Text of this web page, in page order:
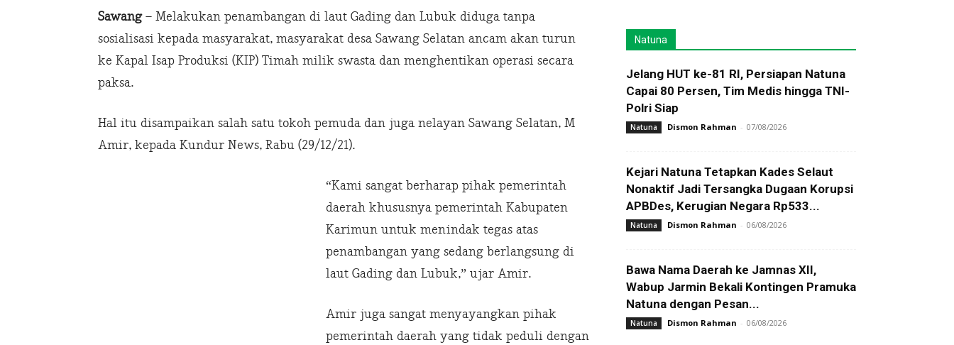
Sawang– Melakukan penambangan di laut Gading dan Lubuk diduga tanpa
sosialisasi kepada masyarakat, masyarakat desa Sawang Selatan ancam akan turun
ke Kapal Isap Produksi (KIP) Timah milik swasta dan menghentikan operasi secara
paksa.
Hal itu disampaikan salah satu tokoh pemuda dan juga nelayan Sawang Selatan, M
Amir, kepada Kundur News, Rabu (29/12/21).
“Kami sangat berharap pihak pemerintah
daerah khususnya pemerintah Kabupaten
Karimun untuk menindak tegas atas
penambangan yang sedang berlangsung di
laut Gading dan Lubuk,” ujar Amir.
Amir juga sangat menyayangkan pihak
pemerintah daerah yang tidak peduli dengan
Natuna
Jelang HUT ke-81 RI, Persiapan Natuna
Capai 80 Persen, Tim Medis hingga TNI-
Polri Siap
Natuna Dismon Rahman - 07/08/2026
Kejari Natuna Tetapkan Kades Selaut
Nonaktif Jadi Tersangka Dugaan Korupsi
APBDes, Kerugian Negara Rp533...
Natuna Dismon Rahman - 06/08/2026
Bawa Nama Daerah ke Jamnas XII,
Wabup Jarmin Bekali Kontingen Pramuka
Natuna dengan Pesan...
Natuna Dismon Rahman - 06/08/2026